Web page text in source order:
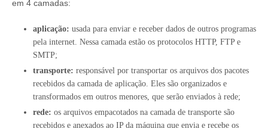
em 4 camadas:
aplicação: usada para enviar e receber dados de outros programas
pela internet. Nessa camada estão os protocolos HTTP, FTP e
SMTP;
transporte: responsável por transportar os arquivos dos pacotes
recebidos da camada de aplicação. Eles são organizados e
transformados em outros menores, que serão enviados à rede;
rede: os arquivos empacotados na camada de transporte são
recebidos e anexados ao IP da máquina que envia e recebe os